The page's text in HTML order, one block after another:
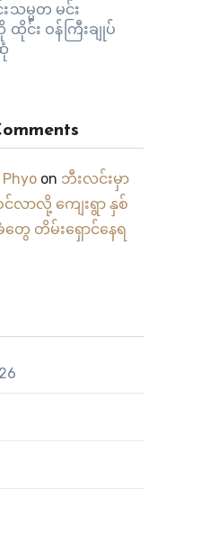
သမ္မတ မင်း
င်း ဝန်ကြီးချုပ်
on ဘီးလင်းမှာ
င်လာလို့ ကျေးရွာ နှစ်
ေ တိမ်းရှောင်နေရ